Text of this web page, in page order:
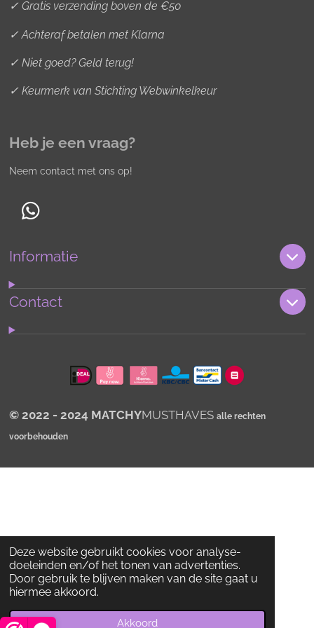
Deze website gebruikt cookies voor analyse-
doeleinden en/of het tonen van advertenties.
Door gebruik te blijven maken van de site gaat u
hiermee akkoord.
Akkoord
✓ Gratis verzending boven de €50
✓ Achteraf betalen met Klarna
✓ Niet goed? Geld terug!
✓ Keurmerk van Stichting Webwinkelkeur
Heb je een vraag?
Neem contact met ons op!
W
a
s
Informatie
Contact
© 2022 - 2024 MATCHYMUSTHAVES alle rechten
voorbehouden